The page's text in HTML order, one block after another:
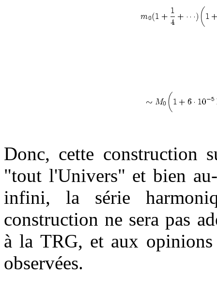
Donc, cette construction
"tout l'Univers" et bien
infini, la série
construction ne sera pas
à la TRG, et aux opinions
observées.